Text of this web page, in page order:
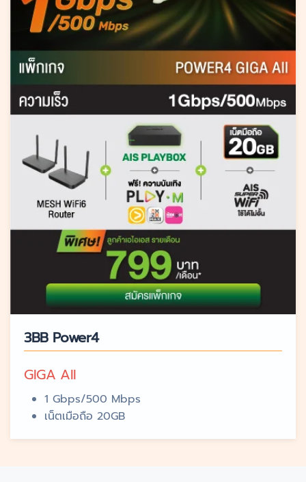
3BB Power4
GIGA All
1 Gbps/500 Mbps
เน็ตเมือถือ 20GB